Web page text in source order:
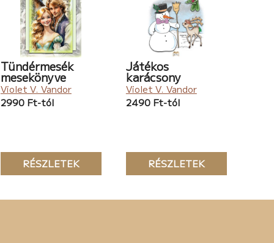
Tündérmesék
mesekönyve
Violet V. Vandor
2990 Ft-tól
RÉSZLETEK
Játékos
karácsony
Violet V. Vandor
2490 Ft-tól
RÉSZLETEK